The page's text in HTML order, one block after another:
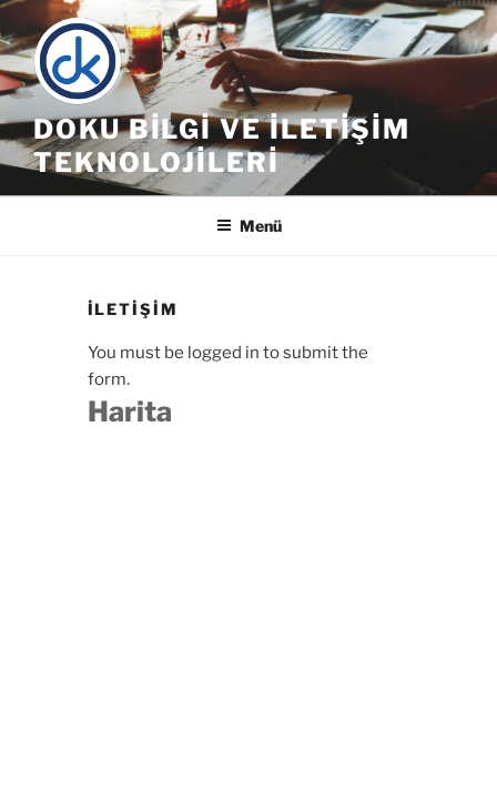
İçeriğe
geç
DOKU BILGI VE İLETIŞIM
TEKNOLOJILERI
Menü
İLETIŞIM
You must be logged in to submit the
form.
Harita